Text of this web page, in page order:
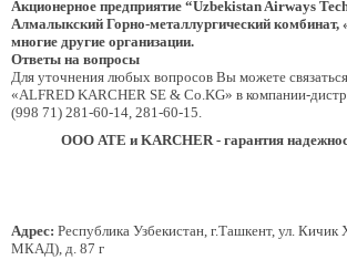
Акционерное предприятие “Uzbekistan Airways
Алмалыкский Горно-металлургический комбинат,
многие другие организации.
Ответы на вопросы
Для уточнения любых вопросов Вы можете
«ALFRED KARCHER SE & Co.KG» в компании-
(998 71) 281-60-14, 281-60-15.
ООО АТЕ и KARCHER - гарантия
Адрес: Республика Узбекистан, г.Ташкент, ул. Кичик
МКАД), д. 87 г